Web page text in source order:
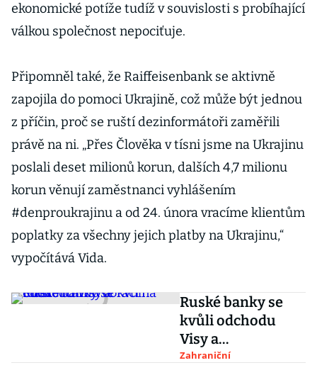
ekonomické potíže tudíž v souvislosti s probíhající
válkou společnost nepociťuje.
Připomněl také, že Raiffeisenbank se aktivně
zapojila do pomoci Ukrajině, což může být jednou
z příčin, proč se ruští dezinformátoři zaměřili
právě na ni. „Přes Člověka v tísni jsme na Ukrajinu
poslali deset milionů korun, dalších 4,7 milionu
korun věnují zaměstnanci vyhlášením
#denproukrajinu a od 24. února vracíme klientům
poplatky za všechny jejich platby na Ukrajinu,“
vypočítává Vida.
Ruské banky se
kvůli odchodu
Visy a
Mastercardu
Zahraniční